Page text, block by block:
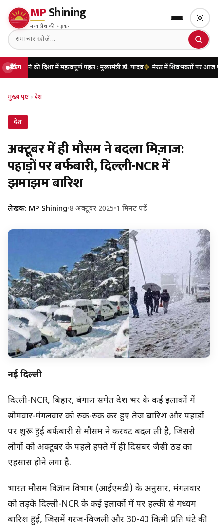
MPShining
मध्य प्रदेश की धड़कन
ब्रेकिंग
दिशा में महत्वपूर्ण पहल : मुख्यमंत्री डॉ. यादव मेरठ में शिवभक्तों पर आज पुष्पवर्षा करेंगे
मुख्य पृष्ठ › देश
देश
अक्टूबर में ही मौसम ने बदला मिज़ाज:
पहाड़ों पर बर्फबारी, दिल्ली-NCR में
झमाझम बारिश
लेखक: MP Shining•8 अक्टूबर 2025•1 मिनट पढ़ें
नई दिल्ली
दिल्ली-NCR, बिहार, बंगाल समेत देश भर के कई इलाकों में
सोमवार-मंगलवार को रुक-रुक कर हुए तेज बारिश और पहाड़ों
पर शुरू हुई बर्फबारी से मौसम ने करवट बदल ली है, जिससे
लोगों को अक्टूबर के पहले हफ्ते में ही दिसंबर जैसी ठंड का
एहसास होने लगा है.
भारत मौसम विज्ञान विभाग (आईएमडी) के अनुसार, मंगलवार
को तड़के दिल्ली-NCR के कई इलाकों में पर हल्की से मध्यम
बारिश हुई, जिसमें गरज-बिजली और 30-40 किमी प्रति घंटे की